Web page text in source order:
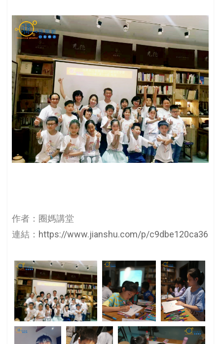
作者：圈媽講堂
連結： https://www.jianshu.com/p/c9dbe120ca36